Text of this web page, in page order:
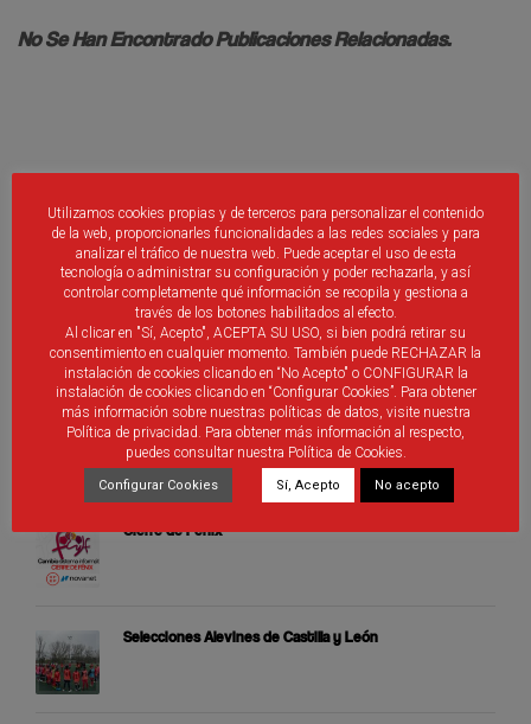
No Se Han Encontrado Publicaciones Relacionadas.
ÚLTIMAS PUBLICACIONES
Nueva aplicación móvil RFCYLF
Cierre de Fénix
Selecciones Alevines de Castilla y León
Utilizamos cookies propias y de terceros para personalizar el contenido
de la web, proporcionarles funcionalidades a las redes sociales y para
analizar el tráfico de nuestra web. Puede aceptar el uso de esta
tecnología o administrar su configuración y poder rechazarla, y así
controlar completamente qué información se recopila y gestiona a
través de los botones habilitados al efecto.
Al clicar en "Sí, Acepto", ACEPTA SU USO, si bien podrá retirar su
consentimiento en cualquier momento. También puede RECHAZAR la
instalación de cookies clicando en “No Acepto" o CONFIGURAR la
instalación de cookies clicando en “Configurar Cookies”. Para obtener
más información sobre nuestras políticas de datos, visite nuestra
Política de privacidad. Para obtener más información al respecto,
puedes consultar nuestra Política de Cookies.
Configurar Cookies Sí, Acepto No acepto